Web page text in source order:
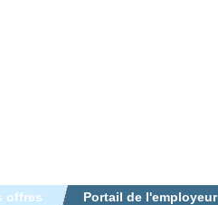
Portail de l'employeur
offres